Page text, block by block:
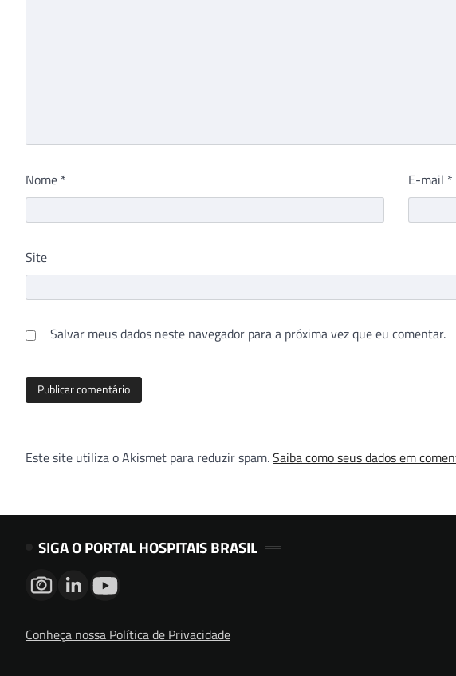
Nome * E-mail *
Site
Salvar meus dados neste navegador para a próxima vez que eu comentar.
Este site utiliza o Akismet para reduzir spam.Saiba como seus dados em
SIGA O PORTAL HOSPITAIS BRASIL
Conheça nossa Política de Privacidade